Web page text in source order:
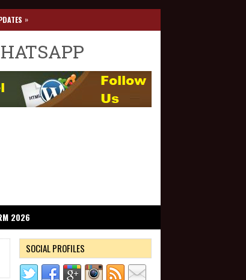
»
2026
SOCIAL PROFILES